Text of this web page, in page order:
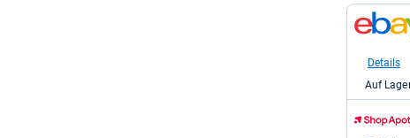
zum
Shop:
eBay
9,44
kaufen.
Details
Auf
Shop: